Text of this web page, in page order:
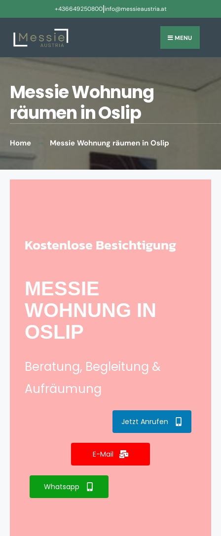
+436649250800|info@messieaustria.at
MENU
Messie Wohnung
räumen in Oslip
Home Messie Wohnung räumen in Oslip
Kostenlose Besichtigung
MESSIE
WOHNUNG IN
OSLIP
Beratung, Begleitung &
Aufräumung
Jetzt Anrufen
E-Mail
Whatsapp